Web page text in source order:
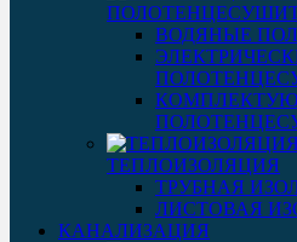
ВОДЯНЫЕ
ТЕПЛОИЗОЛЯЦИЯ
ТРУБНАЯ
ЛИСТОВАЯ
КАНАЛИЗАЦИЯ